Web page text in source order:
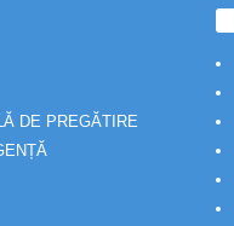
DE PREGĂTIRE